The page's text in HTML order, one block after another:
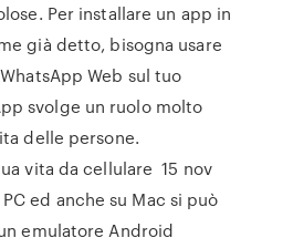
Per installare un app in
già detto, bisogna usare
Web sul tuo
svolge un ruolo molto
delle persone.
vita da cellulare 15 nov
ed anche su Mac si può
emulatore Android